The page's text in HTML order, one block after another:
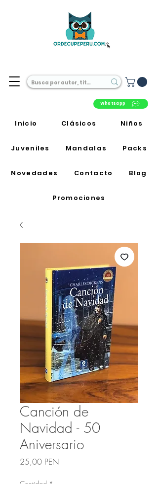
Whatsapp
Inicio Clásicos Niños
Juveniles Mandalas Packs
Novedades Contacto Blog
Promociones
Canción de
Navidad - 50
Aniversario
25,00 PENPrecio